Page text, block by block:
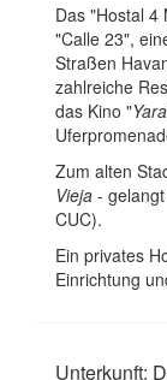
Das "Hostal 4
"Calle 23",
Straßen
zahlreiche
das Kino "Yara
Zum alten
Vieja -
CUC).
Ein privates
Einrichtung
Unterkunft: